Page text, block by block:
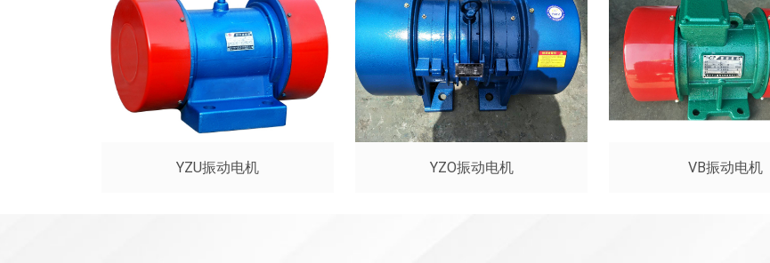
YZU振动电机 YZO振动电机 VB振动电机